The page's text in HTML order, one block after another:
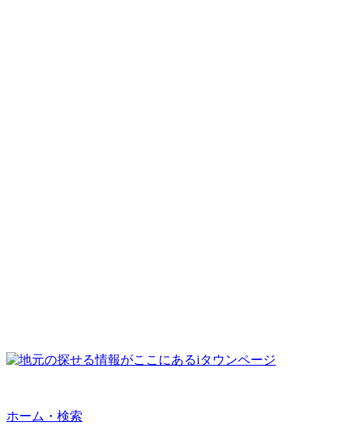
ホーム・検索